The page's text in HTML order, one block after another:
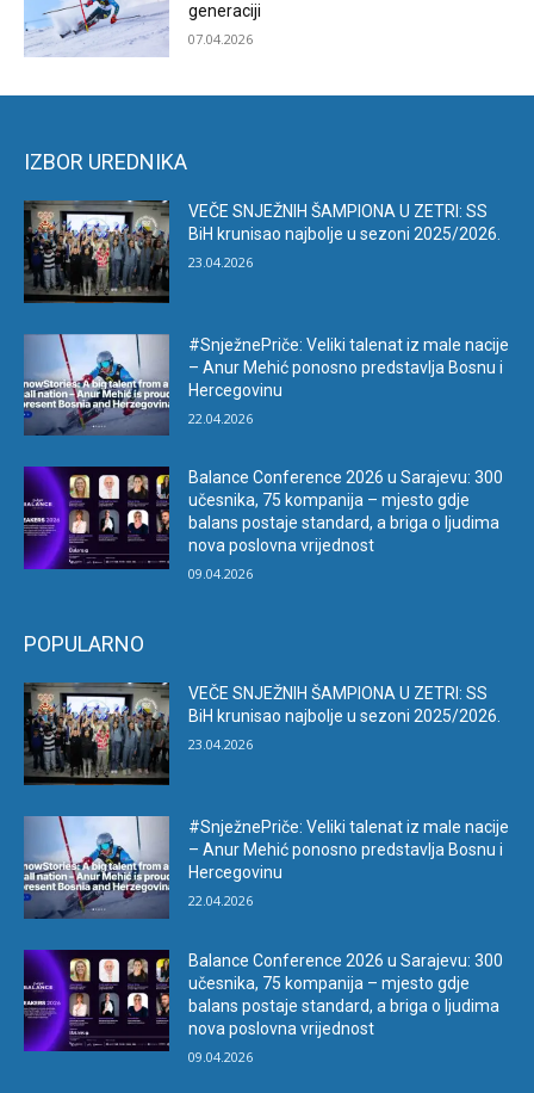
generaciji
07.04.2026
IZBOR UREDNIKA
VEČE SNJEŽNIH ŠAMPIONA U ZETRI: SS
BiH krunisao najbolje u sezoni 2025/2026.
23.04.2026
#SnježnePriče: Veliki talenat iz male nacije
– Anur Mehić ponosno predstavlja Bosnu i
Hercegovinu
22.04.2026
Balance Conference 2026 u Sarajevu: 300
učesnika, 75 kompanija – mjesto gdje
balans postaje standard, a briga o ljudima
nova poslovna vrijednost
09.04.2026
POPULARNO
VEČE SNJEŽNIH ŠAMPIONA U ZETRI: SS
BiH krunisao najbolje u sezoni 2025/2026.
23.04.2026
#SnježnePriče: Veliki talenat iz male nacije
– Anur Mehić ponosno predstavlja Bosnu i
Hercegovinu
22.04.2026
Balance Conference 2026 u Sarajevu: 300
učesnika, 75 kompanija – mjesto gdje
balans postaje standard, a briga o ljudima
nova poslovna vrijednost
09.04.2026